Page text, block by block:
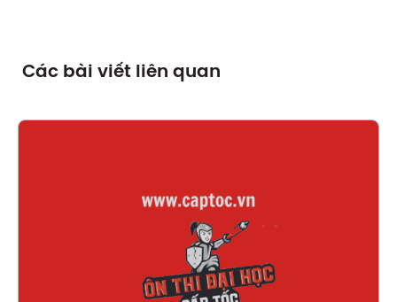
Các bài viết liên quan
Xem chi tiết